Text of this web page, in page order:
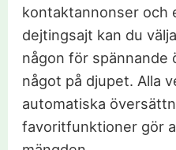
kontaktannonser och
dejtingsajt kan du
någon för spännande
något på djupet. Alla
automatiska
favoritfunktioner gör